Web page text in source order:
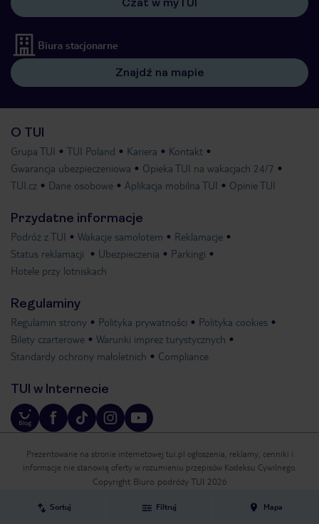
Sortuj Filtruj Mapa
Czat w myTUI
Biura stacjonarne
Znajdź na mapie
O TUI
Grupa TUI TUI Poland Kariera
Kontakt
Gwarancja ubezpieczeniowa
Opieka TUI na wakacjach 24/7
TUI.cz
Dane osobowe Aplikacja mobilna TUI Opinie TUI
Przydatne informacje
Podróż z TUI Wakacje samolotem
Reklamacje
Status reklamacji
Ubezpieczenia
Parkingi
Hotele przy lotniskach
Regulaminy
Regulamin strony Polityka prywatności
Polityka cookies
Bilety czarterowe
Warunki imprez turystycznych
Standardy ochrony małoletnich
Compliance
TUI w Internecie
Prezentowane na stronie internetowej tui.pl ogłoszenia, reklamy, cenniki i
informacje nie stanowią oferty w rozumieniu przepisów Kodeksu Cywilnego.
Copyright Biuro podróży TUI 2026